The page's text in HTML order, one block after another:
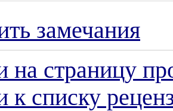
замечания
на страницу
к списку